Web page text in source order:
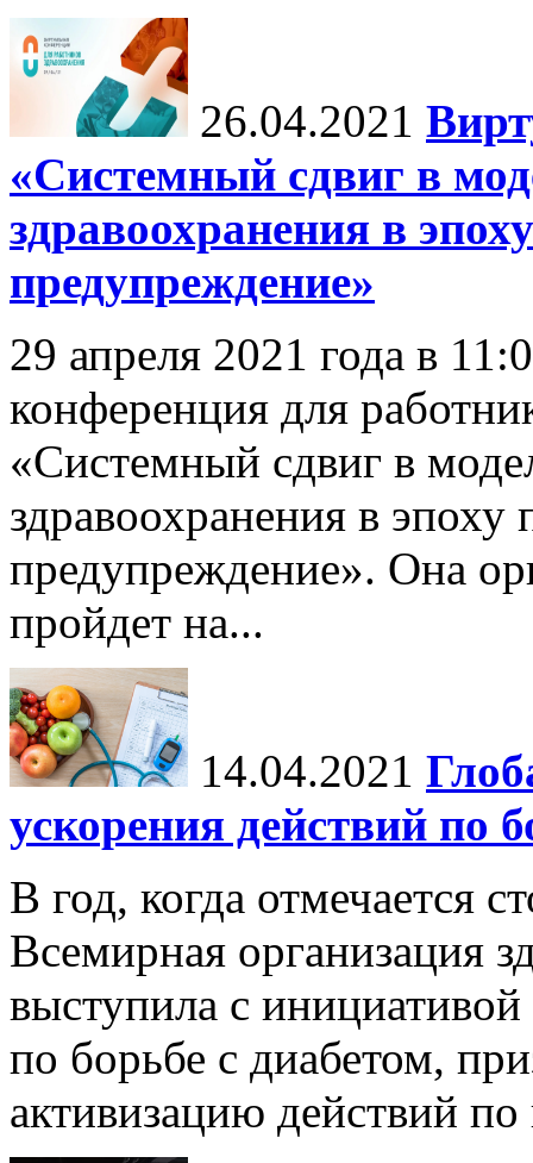
26.04.2021
«Системный сдвиг в
здравоохранения в
предупреждение»
29 апреля 2021 года в
конференция для
«Системный сдвиг в
здравоохранения в
предупреждение». Она
пройдет на...
14.04.2021
ускорения действий по
В год, когда отмечается
Всемирная организация
выступила с
по борьбе с диабетом,
активизацию действий